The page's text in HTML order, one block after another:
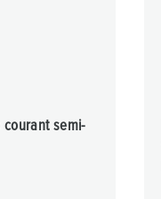
courant semi-